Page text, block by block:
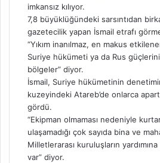
imkansız kılıyor.
7,8 büyüklüğündeki sarsıntıdan
gazetecilik yapan İsmail etrafı
“Yıkım inanılmaz, en makus
Suriye hükümeti ya da Rus
bölgeler” diyor.
İsmail, Suriye hükümetinin
kuzeyindeki Atareb’de onlarca
gördü.
“Ekipman olmaması nedeniyle
ulaşamadığı çok sayıda bina ve
Milletlerarası kuruluşların
var” diyor.